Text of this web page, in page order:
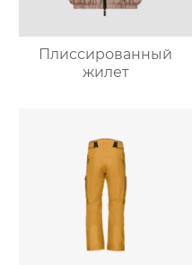
Плиссированный
жилет